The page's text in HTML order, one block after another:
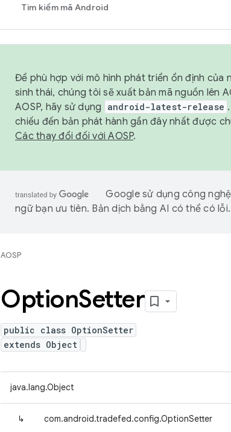
Tìm kiếm mã Android
Để phù hợp với mô hình phát triển ổn định của
sinh thái, chúng tôi sẽ xuất bản mã nguồn lên
AOSP, hãy sử dụng
android-latest-release
chiếu đến bản phát hành gần đây nhất được
Các thay đổi đối với AOSP.
Google sử dụng công
ngữ bạn ưu tiên. Bản dịch bằng AI có thể có lỗi.
AOSP
OptionSetter
public class OptionSetter
extends Object
java.lang.Object
↳ com.android.tradefed.config.OptionSetter